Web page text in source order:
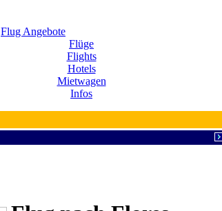
Flug Angebote
Flüge
Flights
Hotels
Mietwagen
Infos